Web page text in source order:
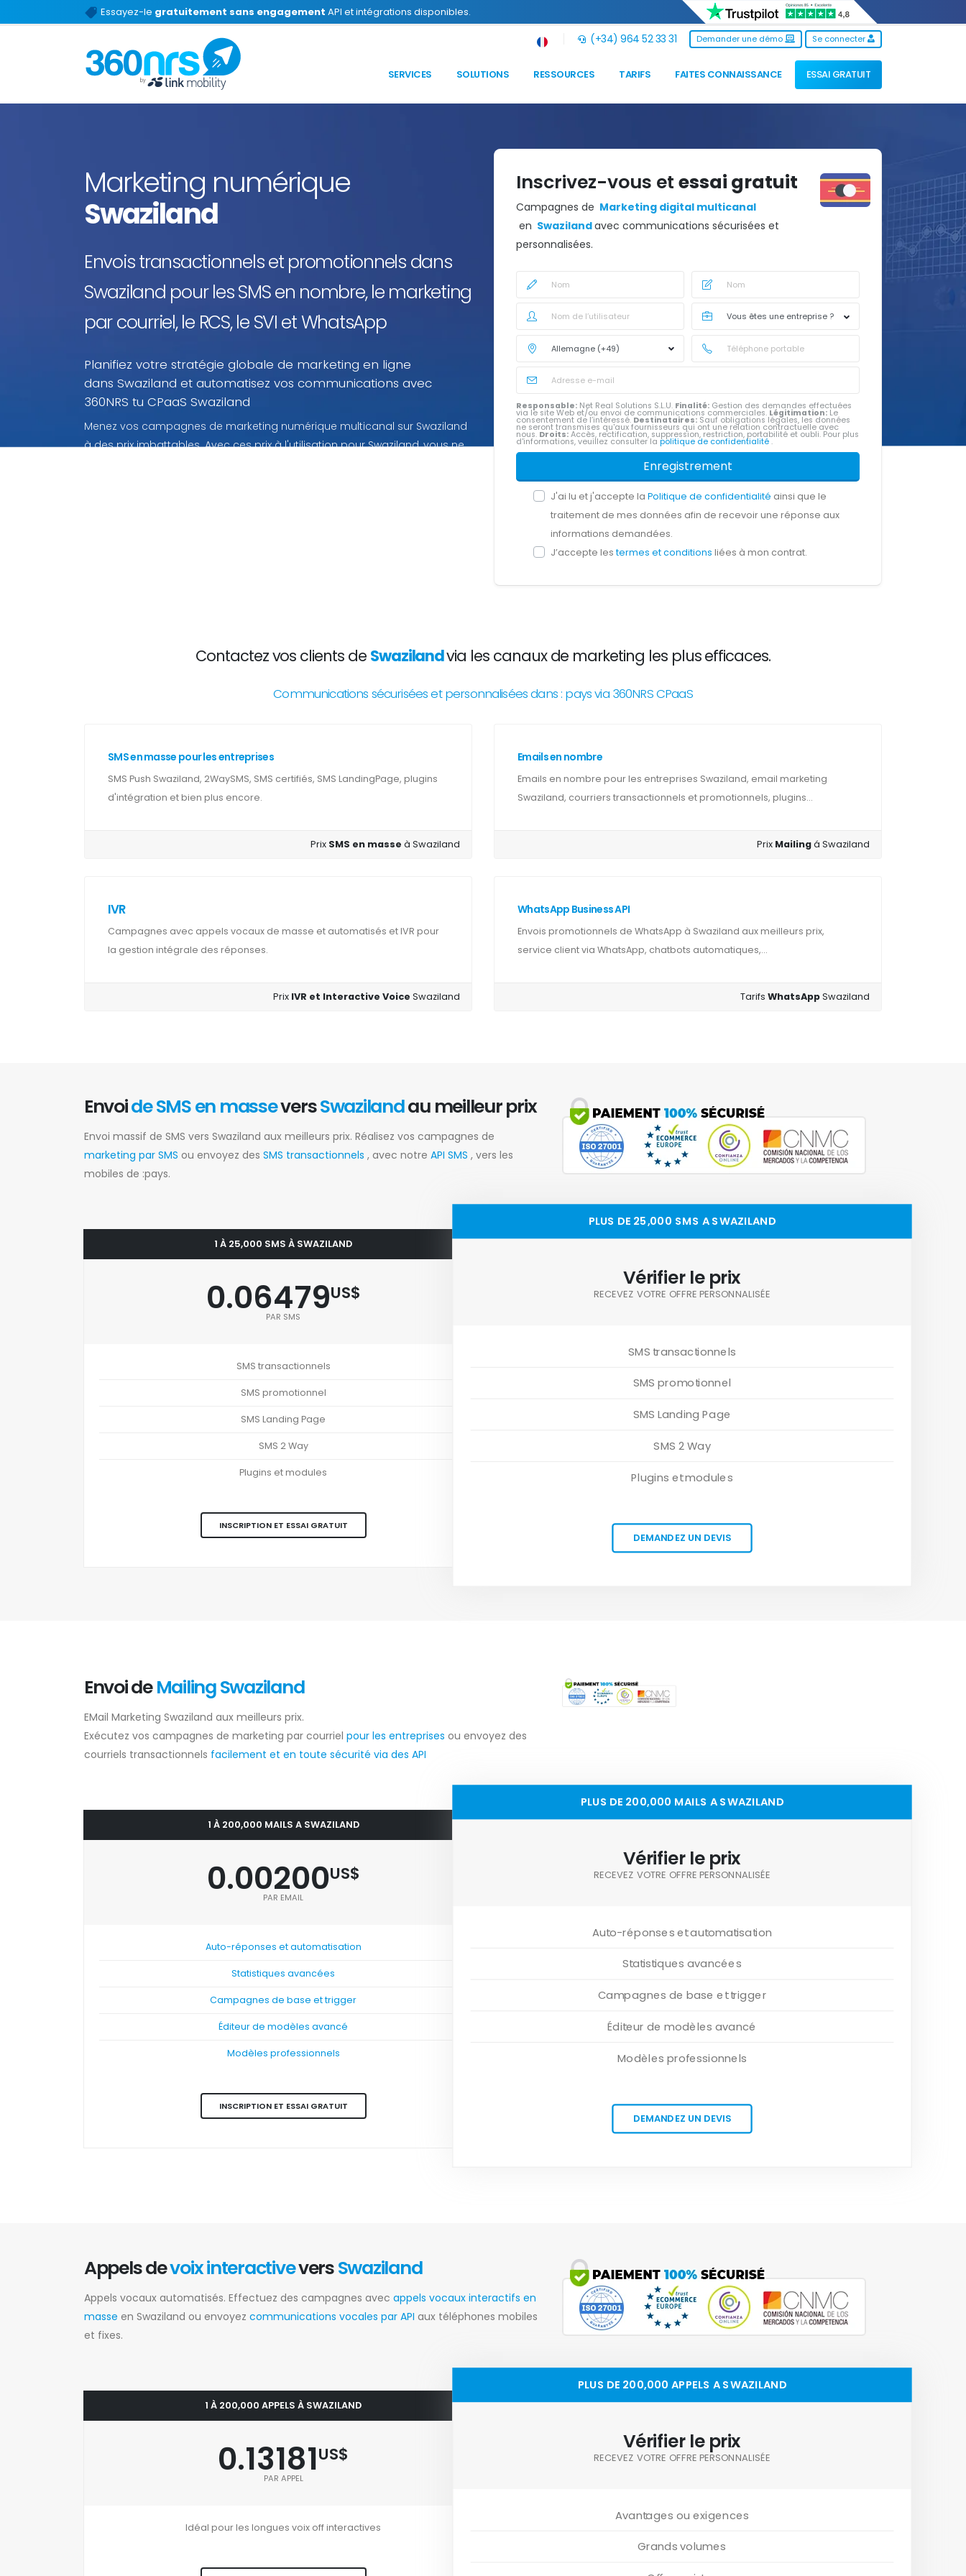
Essayez-le gratuitement sans engagement API et intégrations disponibles.
(+34) 964 52 33 31 Demander une démo Se connecter
SERVICES SOLUTIONS RESSOURCES TARIFS FAITES CONNAISSANCE ESSAI GRATUIT
Marketing numérique
Swaziland
Envois transactionnels et promotionnels dans
Swaziland pour les SMS en nombre, le marketing
par courriel, le RCS, le SVI et WhatsApp
Planifiez votre stratégie globale de marketing en ligne
dans Swaziland et automatisez vos communications avec
360NRS tu CPaaS Swaziland
Menez vos campagnes de marketing numérique multicanal sur Swaziland
à des prix imbattables. Avec ces prix à l'utilisation pour Swaziland, vous ne
Inscrivez-vous etessai gratuit
Campagnes de Marketing digital multicanal
en Swazilandavec communications sécurisées et
personnalisées.
Responsable: Net Real Solutions S.L.U. Finalité: Gestion des demandes effectuées
via le site Web et/ou envoi de communications commerciales. Légitimation: Le
consentement de l’intéressé. Destinataires: Sauf obligations légales, les données
ne seront transmises qu'aux fournisseurs qui ont une relation contractuelle avec
nous. Droits: Accès, rectification, suppression, restriction, portabilité et oubli. Pour plus
d'informations, veuillez consulter lapolitique de confidentialité.
Enregistrement
J'ai lu et j'accepte laPolitique de confidentialité ainsi que le
traitement de mes données afin de recevoir une réponse aux
informations demandées.
J’accepte lestermes et conditionsliées à mon contrat.
Contactez vos clients de Swazilandvia les canaux de marketing les plus efficaces.
Communications sécurisées et personnalisées dans : pays via 360NRS CPaaS
SMS en masse pour les entreprises
SMS Push Swaziland, 2WaySMS, SMS certifiés, SMS LandingPage, plugins
d'intégration et bien plus encore.
Prix SMS en masseà Swaziland
Emails en nombre
Emails en nombre pour les entreprises Swaziland, email marketing
Swaziland, courriers transactionnels et promotionnels, plugins...
Prix Mailingá Swaziland
IVR
Campagnes avec appels vocaux de masse et automatisés et IVR pour
la gestion intégrale des réponses.
Prix IVR et Interactive VoiceSwaziland
WhatsApp Business API
Envois promotionnels de WhatsApp à Swaziland aux meilleurs prix,
service client via WhatsApp, chatbots automatiques,...
TarifsWhatsAppSwaziland
Envoide SMS en masseversSwazilandau meilleur prix
Envoi massif de SMS vers Swaziland aux meilleurs prix. Réalisez vos campagnes de
marketing par SMS ou envoyez des SMS transactionnels , avec notre API SMS , vers les
mobiles de :pays.
1 À 25,000 SMS À SWAZILAND
0.06479US$
PAR SMS
SMS transactionnels
SMS promotionnel
SMS Landing Page
SMS 2 Way
Plugins et modules
INSCRIPTION ET ESSAI GRATUIT
PLUS DE 25,000 SMS A SWAZILAND
Vérifier le prix
RECEVEZ VOTRE OFFRE PERSONNALISÉE
SMS transactionnels
SMS promotionnel
SMS Landing Page
SMS 2 Way
Plugins et modules
DEMANDEZ UN DEVIS
Envoi deMailing Swaziland
EMail Marketing Swaziland aux meilleurs prix.
Exécutez vos campagnes de marketing par courriel pour les entreprises ou envoyez des
courriels transactionnels facilement et en toute sécurité via des API
1 À 200,000 MAILS A SWAZILAND
0.00200US$
PAR EMAIL
Auto-réponses et automatisation
Statistiques avancées
Campagnes de base et trigger
Éditeur de modèles avancé
Modèles professionnels
INSCRIPTION ET ESSAI GRATUIT
PLUS DE 200,000 MAILS A SWAZILAND
Vérifier le prix
RECEVEZ VOTRE OFFRE PERSONNALISÉE
Auto-réponses et automatisation
Statistiques avancées
Campagnes de base et trigger
Éditeur de modèles avancé
Modèles professionnels
DEMANDEZ UN DEVIS
Appels devoix interactiveversSwaziland
Appels vocaux automatisés. Effectuez des campagnes avec appels vocaux interactifs en
masse en Swaziland ou envoyez communications vocales par API aux téléphones mobiles
et fixes.
1 À 200,000 APPELS À SWAZILAND
0.13181US$
PAR APPEL
Idéal pour les longues voix off interactives
PLUS DE 200,000 APPELS A SWAZILAND
Vérifier le prix
RECEVEZ VOTRE OFFRE PERSONNALISÉE
Avantages ou exigences
Grands volumes